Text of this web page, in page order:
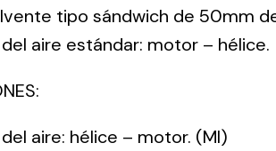
tipo sándwich de 50mm
del aire estándar: motor – hélice.
del aire: hélice – motor. (MI)